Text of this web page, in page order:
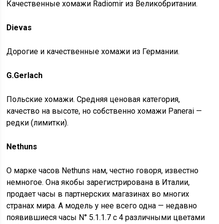
Качественные хомажи Radiomir из Великобритании.
Dievas
Дорогие и качественные хомажи из Германии.
G.Gerlach
Польские хомажи. Средняя ценовая категория,
качество на высоте, но собственно хомажи Panerai —
редки (лимитки).
Nethuns
О марке часов Nethuns нам, честно говоря, известно
немногое. Она якобы зарегистрирована в Италии,
продает часы в партнерских магазинах во многих
странах мира. А модель у нее всего одна — недавно
появившиеся часы N° 5.1.1.7 с 4 различными цветами